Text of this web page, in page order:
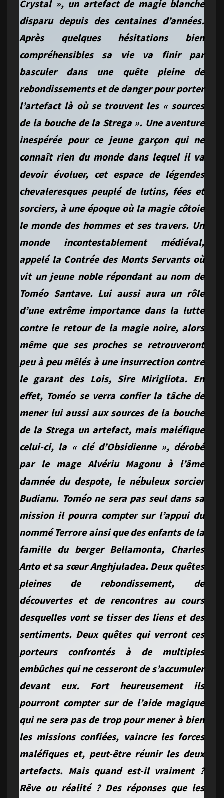
Crystal », un artefact de magie blanche
disparu depuis des centaines d’années.
Après quelques hésitations bien
compréhensibles sa vie va finir par
basculer dans une quête pleine de
rebondissements et de danger pour porter
l’artefact là où se trouvent les « sources
de la bouche de la Strega ». Une aventure
inespérée pour ce jeune garçon qui ne
connaît rien du monde dans lequel il va
devoir évoluer, cet espace de légendes
chevaleresques peuplé de lutins, fées et
sorciers, à une époque où la magie côtoie
le monde des hommes et ses travers. Un
monde incontestablement médiéval,
appelé la Contrée des Monts Servants où
vit un jeune noble répondant au nom de
Toméo Santave. Lui aussi aura un rôle
d’une extrême importance dans la lutte
contre le retour de la magie noire, alors
même que ses proches se retrouveront
peu à peu mêlés à une insurrection contre
le garant des Lois, Sire Mirigliota. En
effet, Toméo se verra confier la tâche de
mener lui aussi aux sources de la bouche
de la Strega un artefact, mais maléfique
celui-ci, la « clé d’Obsidienne », dérobé
par le mage Alvériu Magonu à l’âme
damnée du despote, le nébuleux sorcier
Budianu. Toméo ne sera pas seul dans sa
mission il pourra compter sur l’appui du
nommé Terrore ainsi que des enfants de la
famille du berger Bellamonta, Charles
Anto et sa sœur Anghjuladea. Deux quêtes
pleines de rebondissement, de
découvertes et de rencontres au cours
desquelles vont se tisser des liens et des
sentiments. Deux quêtes qui verront ces
porteurs confrontés à de multiples
embûches qui ne cesseront de s’accumuler
devant eux. Fort heureusement ils
pourront compter sur de l’aide magique
qui ne sera pas de trop pour mener à bien
les missions confiées, vaincre les forces
maléfiques et, peut-être réunir les deux
artefacts. Mais quand est-il vraiment ?
Rêve ou réalité ? Des réponses que les